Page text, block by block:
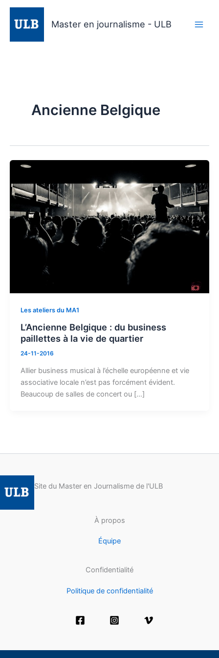
Aller
contenu
Master en journalisme - ULB
Ancienne Belgique
Les ateliers du MA1
L’Ancienne Belgique : du business
paillettes à la vie de quartier
24-11-2016
Allier business musical à l’échelle européenne et vie
associative locale n’est pas forcément évident.
Beaucoup de salles de concert ou […]
Site du Master en Journalisme de l'ULB
À propos
Équipe
Confidentialité
Politique de confidentialité